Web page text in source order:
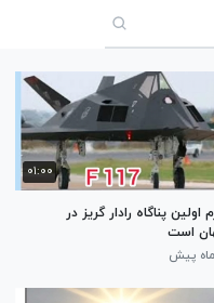
۰۱:۰۰
اولین پناگاه رادار گریز در
است